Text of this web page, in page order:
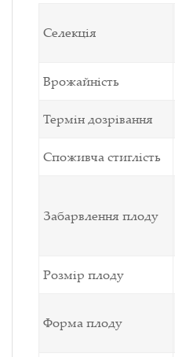
Селекція
Врожайність
Термін дозрівання
Споживча стиглість
Забарвлення плоду
Розмір плоду
Форма плоду